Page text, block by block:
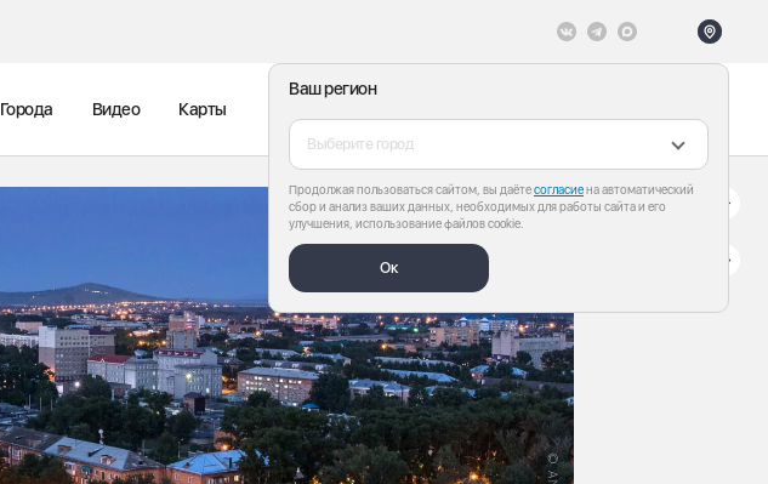
Ваш регион
Выберите город
Продолжая пользоваться сайтом, вы даётесогласиена автоматический
сбор и анализ ваших данных, необходимых для работы сайта и его
улучшения, использование файлов cookie.
Ок
Города Видео Карты